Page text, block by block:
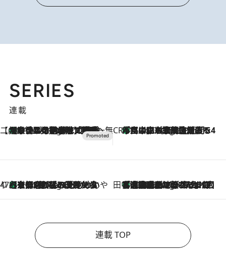
SERIES
連載
【CREA×星野リゾート】唯一無二。癒しと発見が待つ場所へ
2 Hours Ago
【トンボの足水浴】ヒノキの香りに包まれて涼感マックス！約13℃の湧水かけ流しを避暑地「星野温泉 トンボの湯」で体験 CREA'S CHOICE
4 Hours Ago
「立川にも歌舞伎があるんだよ」 片岡仁左衛門・市川中車ら豪華座組みで4年目の立川立飛歌舞伎へ
47都道府県の手みやげ ひんやりスイーツで夏を満喫
4 Hours Ago
【京都府】この夏絶対食べたい 冷やしておいしいおやつ3選 ひと口目から心を掴む新緑のテリーヌ 田中稲の勝手に再ブーム
9 Hours Ago
「湘南乃風に憧れて」観客大盛上がりの“タオル回し”に、ラッパー顔負けの高速歌唱まで…さだまさし（74）のアグレッシブすぎる現在地
連載 TOP